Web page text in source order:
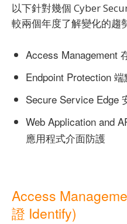
以下針對幾個 Cyber
較兩個年度了解變化的趨
Access Management
Endpoint Protection
Secure Service Edge
Web Application and
應用程式介面防護
Access
證 Identify)